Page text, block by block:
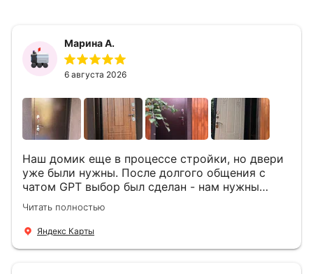
Марина А.
6 августа 2026
Наш домик еще в процессе стройки, но двери
уже были нужны. После долгого общения с
чатом GPT выбор был сделан - нам нужны
двери Аргус Термо Композит, которые нашлись
в компании ДвериОпт . Менеджер Филипп
ответил на все вопросы, посчитал стоимость и
Читать полностью
Яндекс Карты